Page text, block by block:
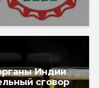
Индии
сговор